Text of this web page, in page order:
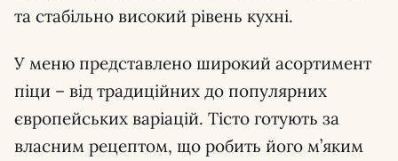
та стабільно високий рівень кухні.
У меню представлено широкий асортимент
піци – від традиційних до популярних
європейських варіацій. Тісто готують за
власним рецептом, що робить його м’яким